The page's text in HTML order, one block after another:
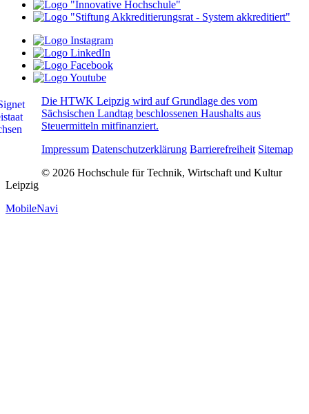
Die HTWK Leipzig wird auf Grundlage des vom
Sächsischen Landtag beschlossenen Haushalts aus
Steuermitteln mitfinanziert.
Impressum Datenschutzerklärung Barrierefreiheit Sitemap
© 2026 Hochschule für Technik, Wirtschaft und Kultur
Leipzig
MobileNavi